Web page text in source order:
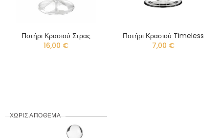
Ποτήρι Κρασιού Στρας
16,00 €
Ποτήρι Κρασιού Timeless
7,00 €
ΧΩΡΊΣ ΑΠΌΘΕΜΑ